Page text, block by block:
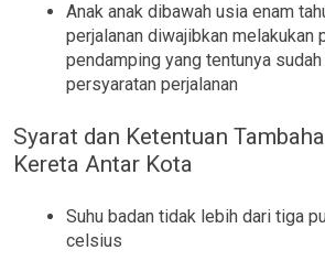
Anak anak dibawah usia enam
perjalanan diwajibkan melakukan
pendamping yang tentunya
persyaratan perjalanan
Syarat dan Ketentuan
Kereta Antar Kota
Suhu badan tidak lebih dari tiga
celsius